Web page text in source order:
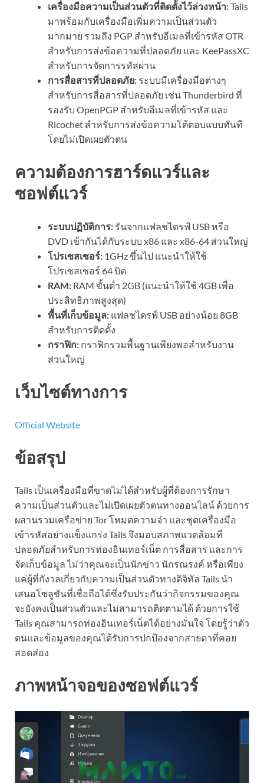
เครื่องมือความเป็นส่วนตัวที่ติดตั้งไว้ล่วงหน้า:Tails
มาพร้อมกับเครื่องมือเพิ่มความเป็นส่วนตัว
มากมาย รวมถึง PGP สำหรับอีเมลที่เข้ารหัส OTR
สำหรับการส่งข้อความที่ปลอดภัย และ KeePassXC
สำหรับการจัดการรหัสผ่าน
การสื่อสารที่ปลอดภัย: ระบบมีเครื่องมือต่างๆ
สำหรับการสื่อสารที่ปลอดภัย เช่น Thunderbird ที่
รองรับ OpenPGP สำหรับอีเมลที่เข้ารหัส และ
Ricochet สำหรับการส่งข้อความโต้ตอบแบบทันที
โดยไม่เปิดเผยตัวตน
ความต้องการฮาร์ดแวร์และ
ซอฟต์แวร์
ระบบปฏิบัติการ: รันจากแฟลชไดรฟ์ USB หรือ
DVD เข้ากันได้กับระบบ x86 และ x86-64 ส่วนใหญ่
โปรเซสเซอร์: 1GHz ขึ้นไป แนะนำให้ใช้
โปรเซสเซอร์ 64 บิต
RAM: RAM ขั้นต่ำ 2GB (แนะนำให้ใช้ 4GB เพื่อ
ประสิทธิภาพสูงสุด)
พื้นที่เก็บข้อมูล: แฟลชไดรฟ์ USB อย่างน้อย 8GB
สำหรับการติดตั้ง
กราฟิก: กราฟิกรวมพื้นฐานเพียงพอสำหรับงาน
ส่วนใหญ่
เว็บไซต์ทางการ
Official Website
ข้อสรุป
Tails เป็นเครื่องมือที่ขาดไม่ได้สำหรับผู้ที่ต้องการรักษา
ความเป็นส่วนตัวและไม่เปิดเผยตัวตนทางออนไลน์ ด้วยการ
ผสานรวมเครือข่าย Tor โหมดความจำ และชุดเครื่องมือ
เข้ารหัสอย่างแข็งแกร่ง Tails จึงมอบสภาพแวดล้อมที่
ปลอดภัยสำหรับการท่องอินเทอร์เน็ต การสื่อสาร และการ
จัดเก็บข้อมูล ไม่ว่าคุณจะเป็นนักข่าว นักรณรงค์ หรือเพียง
แค่ผู้ที่กังวลเกี่ยวกับความเป็นส่วนตัวทางดิจิทัล Tails นำ
เสนอโซลูชันที่เชื่อถือได้ซึ่งรับประกันว่ากิจกรรมของคุณ
จะยังคงเป็นส่วนตัวและไม่สามารถติดตามได้ ด้วยการใช้
Tails คุณสามารถท่องอินเทอร์เน็ตได้อย่างมั่นใจ โดยรู้ว่าตัว
ตนและข้อมูลของคุณได้รับการปกป้องจากสายตาที่คอย
สอดส่อง
ภาพหน้าจอของซอฟต์แวร์